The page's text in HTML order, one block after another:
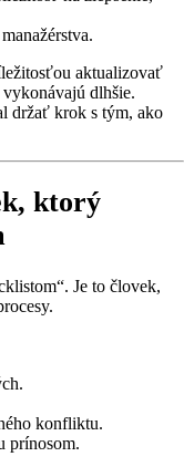
aktualizovať
dlhšie.
držať krok s tým, ako
ktorý
Je to človek,
konfliktu.
prínosom.